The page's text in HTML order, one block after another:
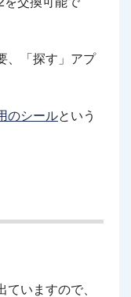
、「探す」アプ
のシールという
いますので、